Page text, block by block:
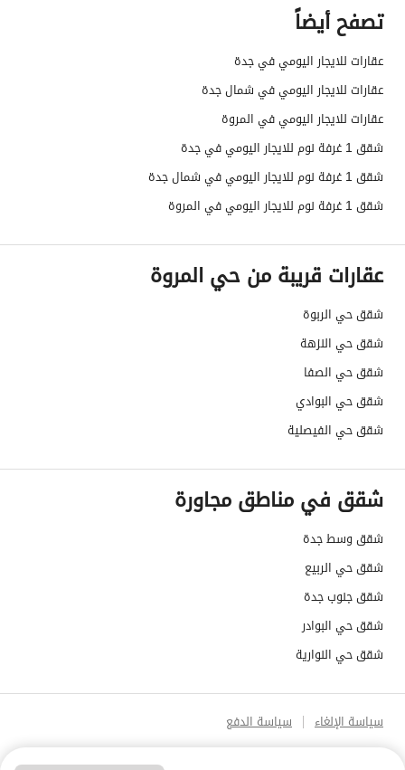
تصفح أيضاً
عقارات للايجار اليومي في جدة
عقارات للايجار اليومي في شمال جدة
عقارات للايجار اليومي في المروة
شقق 1 غرفة نوم للايجار اليومي في جدة
شقق 1 غرفة نوم للايجار اليومي في شمال جدة
شقق 1 غرفة نوم للايجار اليومي في المروة
عقارات قريبة من حي المروة
شقق حي الربوة
شقق حي النزهة
شقق حي الصفا
شقق حي البوادي
شقق حي الفيصلية
شقق في مناطق مجاورة
شقق وسط جدة
شقق حي الربيع
شقق جنوب جدة
شقق حي البوادر
شقق حي النوارية
سياسة الإلغاء سياسة الدفع